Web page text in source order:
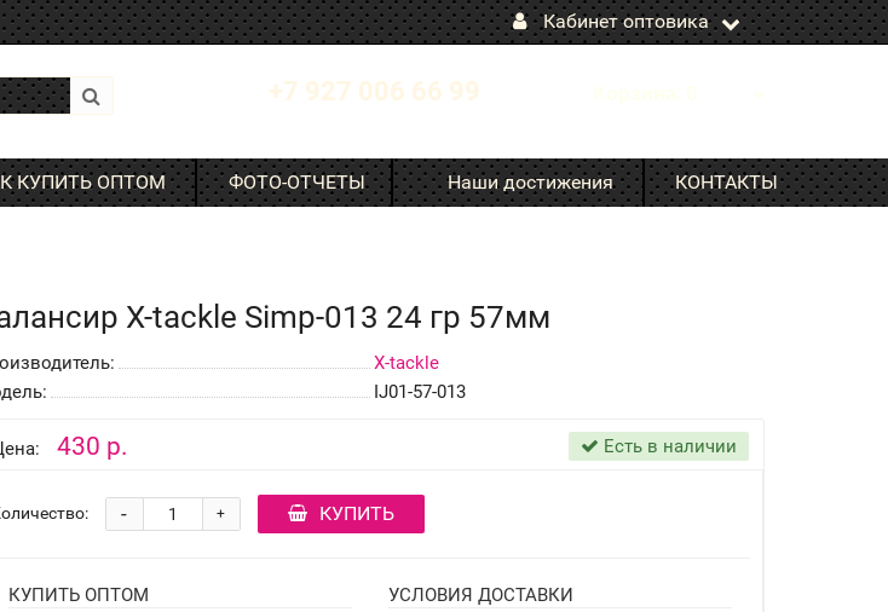
Кабинет оптовика
+7 927 006 66 99
КУПИТЬ ОПТОМ ФОТО-ОТЧЕТЫ Наши достижения КОНТАКТЫ
X-tackle Simp-013 24 гр 57мм
X-tackle
IJ01-57-013
430 р. Есть в наличии
+
- КУПИТЬ
КУПИТЬ ОПТОМ УСЛОВИЯ ДОСТАВКИ